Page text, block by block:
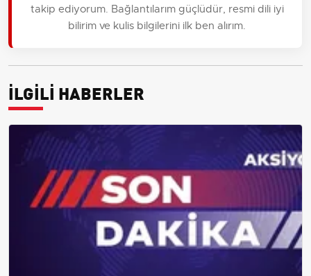
takip ediyorum. Bağlantılarım güçlüdür, resmi dili iyi
bilirim ve kulis bilgilerini ilk ben alırım.
İLGİLİ HABERLER